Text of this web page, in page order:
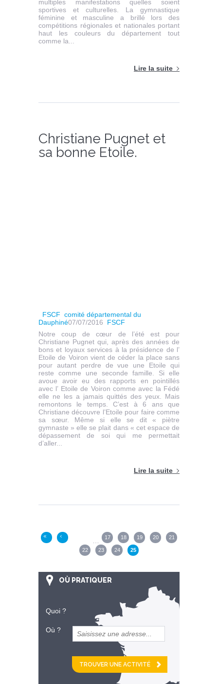
multiples manifestations quelles soient
sportives et culturelles. La gymnastique
féminine et masculine a brillé lors des
compétitions régionales et nationales portant
haut les couleurs du département tout
comme la...
Lire la suite
Christiane Pugnet et
sa bonne Etoile.
FSCF comité départemental du
Dauphiné07/07/2016
FSCF
Notre coup de cœur de l’été est pour
Christiane Pugnet qui, après des années de
bons et loyaux services à la présidence de l’
Etoile de Voiron vient de céder la place sans
pour autant perdre de vue une Etoile qui
reste comme une seconde famille. Si elle
avoue avoir eu des rapports en pointillés
avec l’ Etoile de Voiron comme avec la Fédé
elle ne les a jamais quittés des yeux. Mais
remontons le temps. C’est à 6 ans que
Christiane découvre l’Etoile pour faire comme
sa sœur. Même si elle se dit « piètre
gymnaste » elle se plait dans « cet espace de
dépassement de soi qui me permettait
d’aller...
Lire la suite
« ‹ … 17 18 19 20 21
22 23 24 25
OÙ PRATIQUER
Quoi ?
Où ?
et